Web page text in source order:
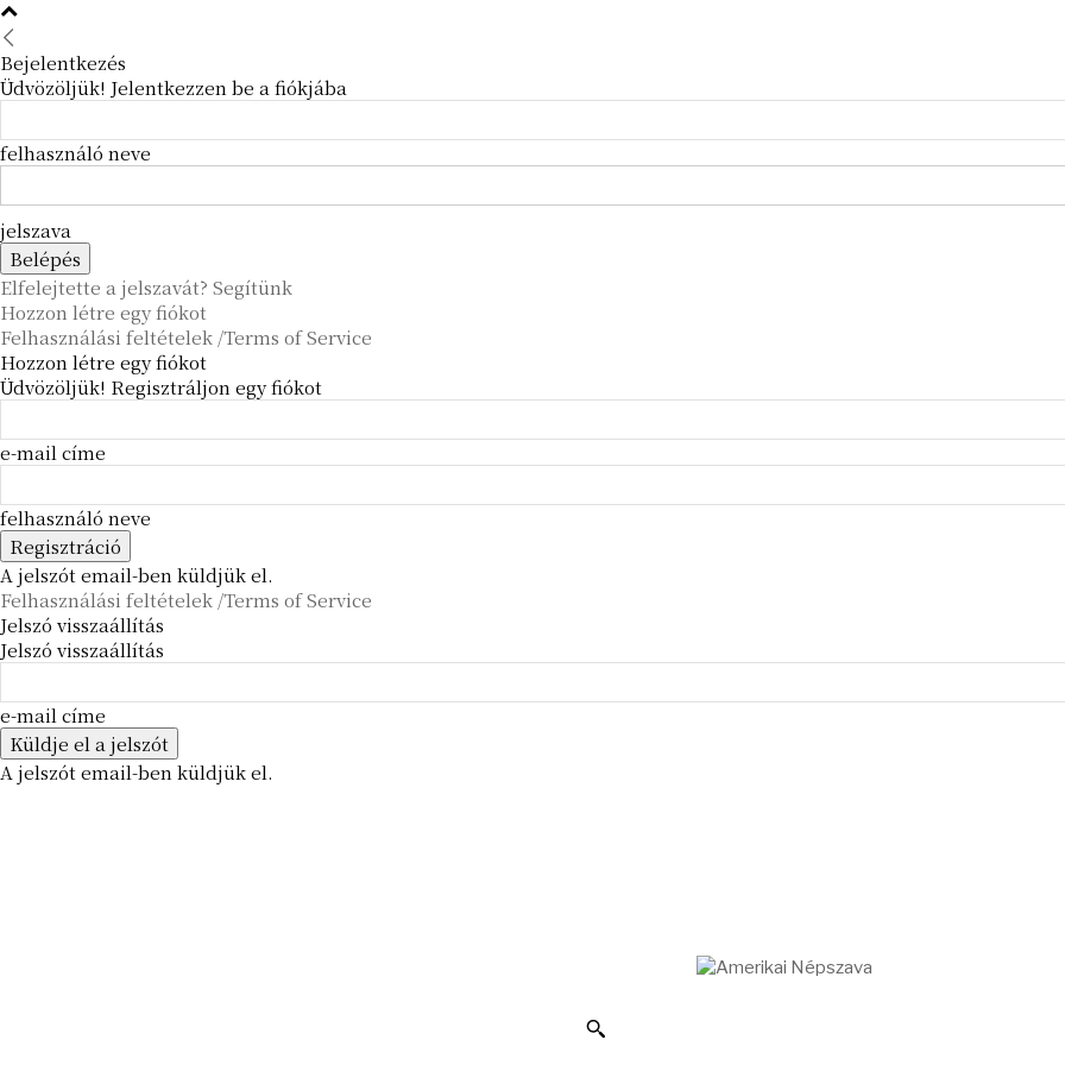
Bejelentkezés
Üdvözöljük! Jelentkezzen be a fiókjába
felhasználó neve
jelszava
Elfelejtette a jelszavát? Segítünk
Hozzon létre egy fiókot
Felhasználási feltételek /Terms of Service
Hozzon létre egy fiókot
Üdvözöljük! Regisztráljon egy fiókot
e-mail címe
felhasználó neve
A jelszót email-ben küldjük el.
Felhasználási feltételek /Terms of Service
Jelszó visszaállítás
Jelszó visszaállítás
e-mail címe
A jelszót email-ben küldjük el.